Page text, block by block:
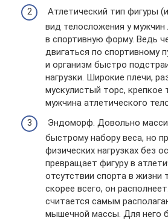
Атлетический тип фигуры
вид телосложения у мужчин
в спортивную форму. Ведь
двигаться по спортивному
и организм быстро
нагрузки. Широкие плечи,
мускулистый торс, крепкое
мужчина атлетического
Эндоморф. Довольно
быстрому набору веса, но
физических нагрузках без
превращает фигуру в
отсутствии спорта в жизни
скорее всего, он
считается самым
мышечной массы. Для него